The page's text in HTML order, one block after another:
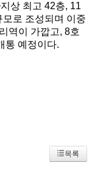
상 최고 42층, 11
로 조성되며 이중
역이 가깝고, 8호
통 예정이다.
목록